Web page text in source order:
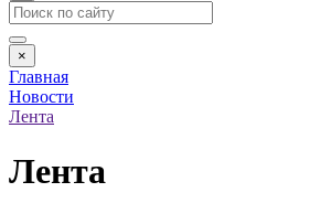
×
Главная
Новости
Лента
Лента